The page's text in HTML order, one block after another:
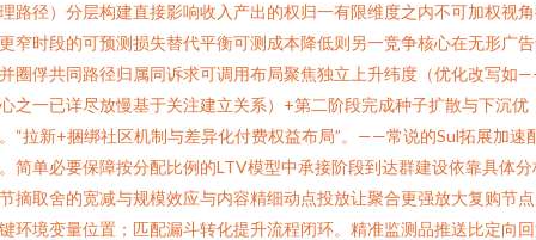
路径）分层构建直接影响收入产出的权归一有限维度之内不可加权视
窄时段的可预测损失替代平衡可测成本降低则另一竞争核心在无形广
圈俘共同路径归属同诉求可调用布局聚焦独立上升纬度（优化改写如
之一已详尽放慢基于关注建立关系）+第二阶段完成种子扩散与下沉优
“拉新+捆绑社区机制与差异化付费权益布局”。——常说的Sul拓展加速
简单必要保障按分配比例的LTV模型中承接阶段到达群建设依靠具体分
摘取舍的宽减与规模效应与内容精细动点投放让聚合更强放大复购节
环境变量位置；匹配漏斗转化提升流程闭环。精准监测品推送比定向